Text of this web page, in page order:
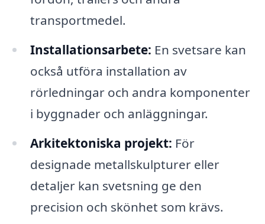
transportmedel.
Installationsarbete: En svetsare kan
också utföra installation av
rörledningar och andra komponenter
i byggnader och anläggningar.
Arkitektoniska projekt: För
designade metallskulpturer eller
detaljer kan svetsning ge den
precision och skönhet som krävs.